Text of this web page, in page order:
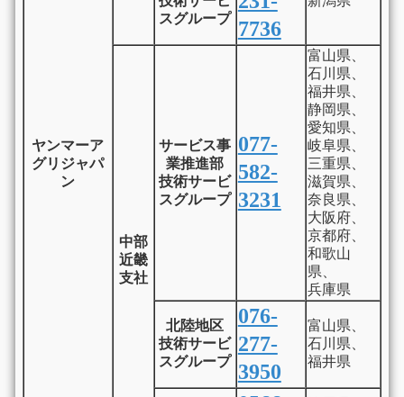
ヤンマーア
グリジャパ
ン
スグループ 7736
中部
近畿
支社
サービス事
業推進部
技術サービ
スグループ
077-
582-
3231
富山県、
石川県、
福井県、
静岡県、
愛知県、
岐阜県、
三重県、
滋賀県、
奈良県、
大阪府、
京都府、
和歌山
県、
兵庫県
北陸地区
技術サービ
スグループ
076-
277-
3950
富山県、
石川県、
福井県